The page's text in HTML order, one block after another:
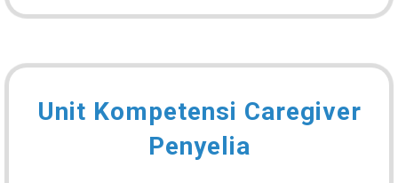
Unit Kompetensi Caregiver
Penyelia